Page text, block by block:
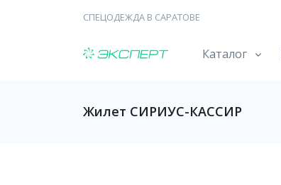
СПЕЦОДЕЖДА В САРАТОВЕ
Каталог
Жилет СИРИУС-КАССИР